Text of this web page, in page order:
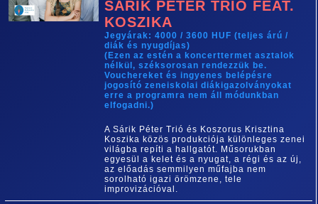
SÁRIK PÉTER TRIO FEAT.
KOSZIKA
Jegyárak: 4000 / 3600 HUF (teljes árú /
diák és nyugdíjas)
(Ezen az estén a koncerttermet asztalok
nélkül, széksorosan rendezzük be.
Vouchereket és ingyenes belépésre
jogosító zeneiskolai diákigazolványokat
erre a programra nem áll módunkban
elfogadni.)
A Sárik Péter Trió és Koszorus Krisztina
Koszika közös produkciója különleges zenei
világba repíti a hallgatót. Műsorukban
egyesül a kelet és a nyugat, a régi és az új,
az előadás semmilyen műfajba nem
sorolható igazi örömzene, tele
improvizációval.